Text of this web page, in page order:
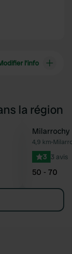
l’info
la région
Préféré
Milarrochy
4,9 km•
3 3 avis
50 - 70